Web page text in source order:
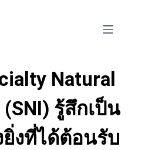
Natural
รู้สึกเป็น
ยิ่งที่ได้ต้อนรับ